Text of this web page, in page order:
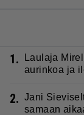
1.
Laulaja
aurinkoa ja
2. Jani
samaan